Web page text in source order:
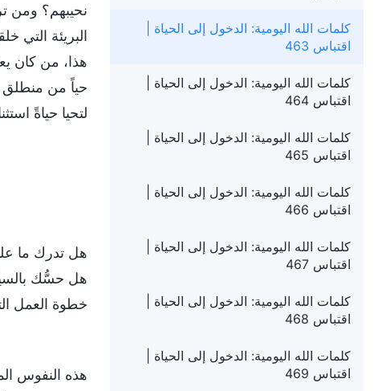
كلمات الله اليومية: الدخول إلى الحياة |
اقتباس 463
كلمات الله اليومية: الدخول إلى الحياة |
اقتباس 464
كلمات الله اليومية: الدخول إلى الحياة |
اقتباس 465
كلمات الله اليومية: الدخول إلى الحياة |
اقتباس 466
كلمات الله اليومية: الدخول إلى الحياة |
اقتباس 467
كلمات الله اليومية: الدخول إلى الحياة |
اقتباس 468
كلمات الله اليومية: الدخول إلى الحياة |
اقتباس 469
نحيبهم؟ ومن
البريئة التي
هذا، من كان
حياً من منطلق
لتحيا حياةً
هل حسُّك
خطوة العمل
هذه النفوس